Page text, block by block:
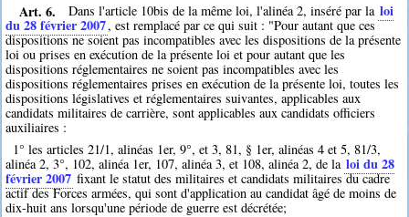
Art. 6. Dans l'article 10bis de la même loi, l'alinéa 2, inséré par la loi
du 28 février 2007, est remplacé par ce qui suit : "Pour autant que ces
dispositions ne soient pas incompatibles avec les dispositions de la présente
loi ou prises en exécution de la présente loi et pour autant que les
dispositions réglementaires ne soient pas incompatibles avec les
dispositions réglementaires prises en exécution de la présente loi, toutes les
dispositions législatives et réglementaires suivantes, applicables aux
candidats militaires de carrière, sont applicables aux candidats officiers
auxiliaires :
1° les articles 21/1, alinéas 1er, 9°, et 3, 81, § 1er, alinéas 4 et 5, 81/3,
alinéa 2, 3°, 102, alinéa 1er, 107, alinéa 3, et 108, alinéa 2, de la loi du 28
février 2007 fixant le statut des militaires et candidats militaires du cadre
actif des Forces armées, qui sont d'application au candidat âgé de moins de
dix-huit ans lorsqu'une période de guerre est décrétée;